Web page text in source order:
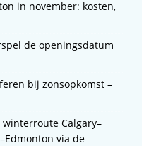
in november: kosten,
de openingsdatum
bij zonsopkomst –
Calgary–
via de